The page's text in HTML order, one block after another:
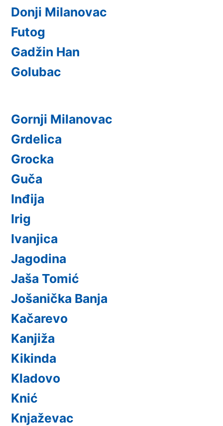
Donji Milanovac
Futog
Gadžin Han
Golubac
Gornji Milanovac
Grdelica
Grocka
Guča
Inđija
Irig
Ivanjica
Jagodina
Jaša Tomić
Jošanička Banja
Kačarevo
Kanjiža
Kikinda
Kladovo
Knić
Knjaževac